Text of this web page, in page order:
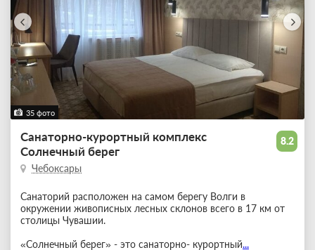
35 фото
8.2
Санаторно-курортный комплекс
Солнечный берег
Чебоксары
Санаторий расположен на самом берегу Волги в
окружении живописных лесных склонов всего в 17 км от
столицы Чувашии.
«Солнечный берег» - это санаторно- курортный...